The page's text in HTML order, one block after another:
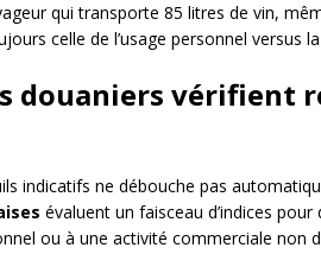
qui transporte 85 litres de vin,
celle de l’usage personnel versus
douaniers vérifient
indicatifs ne débouche pas
évaluent un faisceau d’indices
ou à une activité commerciale non